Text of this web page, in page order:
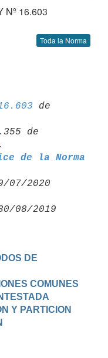
Nº 16.603
Toda la Norma
de
de
de la Norma
07/2020
DE
COMUNES
Y PARTICION